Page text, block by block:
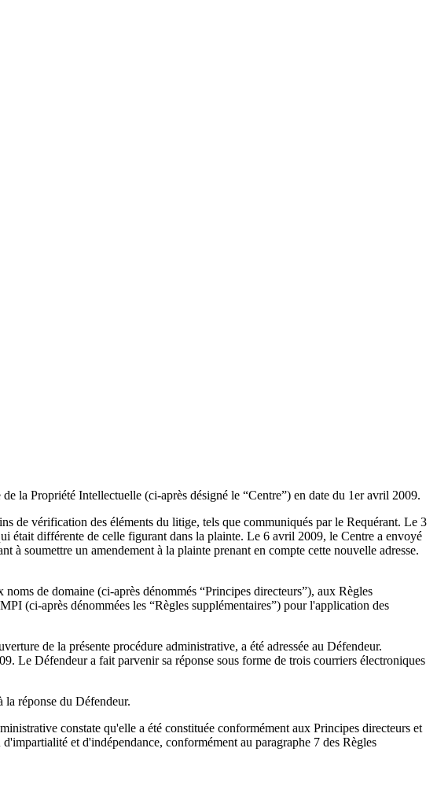
la Propriété Intellectuelle (ci-après désigné le “Centre”) en date du 1er avril 2009.
de vérification des éléments du litige, tels que communiqués par le Requérant. Le 3
était différente de celle figurant dans la plainte. Le 6 avril 2009, le Centre a envoyé
soumettre un amendement à la plainte prenant en compte cette nouvelle adresse.
de domaine (ci-après dénommés “Principes directeurs”), aux Règles
(ci-après dénommées les “Règles supplémentaires”) pour l'application des
de la présente procédure administrative, a été adressée au Défendeur.
Le Défendeur a fait parvenir sa réponse sous forme de trois courriers électroniques
la réponse du Défendeur.
constate qu'elle a été constituée conformément aux Principes directeurs et
et d'indépendance, conformément au paragraphe 7 des Règles